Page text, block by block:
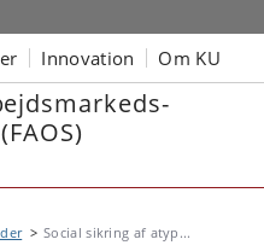
Innovation Om KU
Social sikring af atyp...